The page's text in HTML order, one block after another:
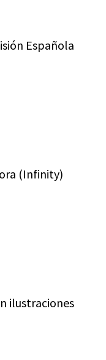
Española
(Infinity)
ilustraciones